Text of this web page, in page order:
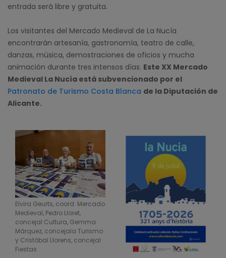
entrada será libre y gratuita.
Los visitantes del Mercado Medieval de La Nucía
encontrarán artesanía, gastronomía, teatro de calle,
danzas, música, demostraciones de oficios y mucha
animación durante tres intensos días. Este XX Mercado
Medieval La Nucía está subvencionado por el
Patronato de Turismo Costa Blanca de la Diputación de
Alicante.
Elvira Geurts, coord. Mercado
Medieval, Pedro Lloret,
concejal Cultura, Gemma
Márquez, concejala Turismo
y Cristóbal Llorens, concejal
Fiestas